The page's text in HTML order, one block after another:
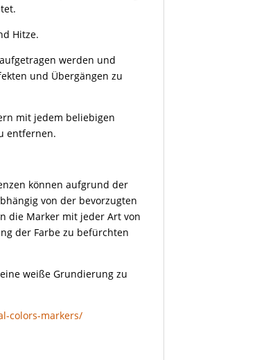
Hitze.
werden und
und Übergängen zu
mit jedem beliebigen
entfernen.
können aufgrund der
von der bevorzugten
die Marker mit jeder Art von
der Farbe zu befürchten
weiße Grundierung zu
colors-markers/